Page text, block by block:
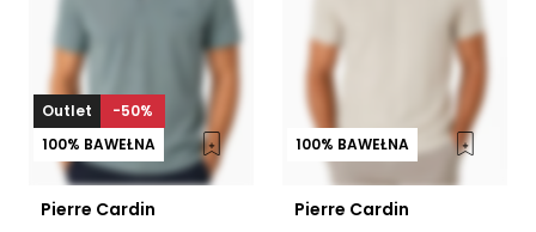
stronie
produktu
Outlet
-50%
100% BAWEŁNA
Pierre Cardin
100% BAWEŁNA
Pierre Cardin